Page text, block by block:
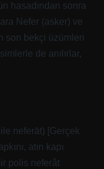
hasadından sonra
Nefer (asker) ve
son bekçi üzümleri
de anılırlar,
atın kapı
polis neferât